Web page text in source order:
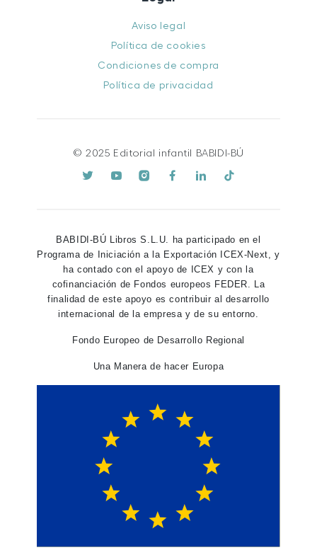
Aviso legal
Política de cookies
Condiciones de compra
Política de privacidad
© 2025 Editorial infantil BABIDI-BÚ
BABIDI-BÚ Libros S.L.U. ha participado en el
Programa de Iniciación a la Exportación ICEX-Next, y
ha contado con el apoyo de ICEX y con la
cofinanciación de Fondos europeos FEDER. La
finalidad de este apoyo es contribuir al desarrollo
internacional de la empresa y de su entorno.
Fondo Europeo de Desarrollo Regional
Una Manera de hacer Europa